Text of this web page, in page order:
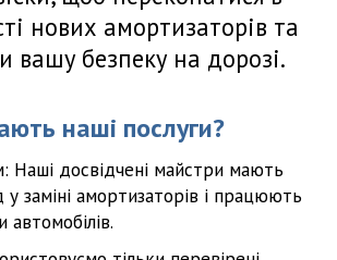
нових амортизаторів та
вашу безпеку на дорозі.
наші послуги?
Наші досвідчені майстри мають
у заміні амортизаторів і працюють
автомобілів.